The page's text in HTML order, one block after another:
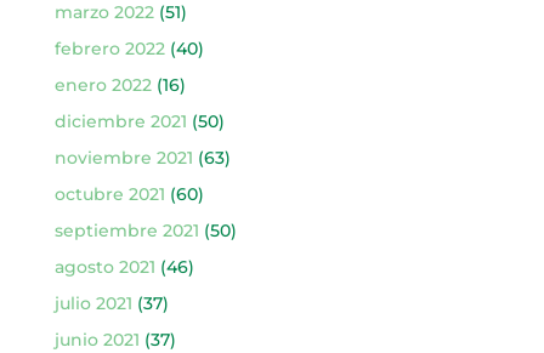
marzo 2022(51)
febrero 2022(40)
enero 2022(16)
diciembre 2021 (50)
noviembre 2021 (63)
octubre 2021 (60)
septiembre 2021 (50)
agosto 2021 (46)
julio 2021 (37)
junio 2021 (37)